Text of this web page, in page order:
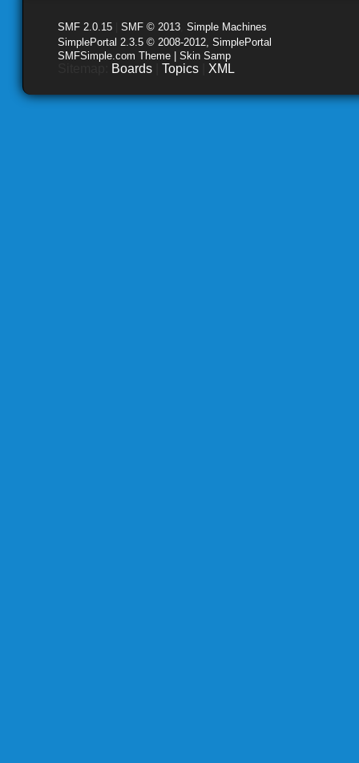
SMF 2.0.15 SMF © 2013 Simple Machines
SimplePortal 2.3.5 © 2008-2012, SimplePortal
SMFSimple.com Theme | Skin Samp
Boards Topics XML